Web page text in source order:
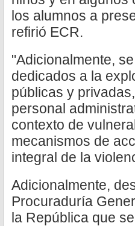
los alumnos a
refirió ECR.
"Adicionalmente,
dedicados a la
públicas y
personal
contexto de
mecanismos de
integral de la
Adicionalmente,
Procuraduría
la República que